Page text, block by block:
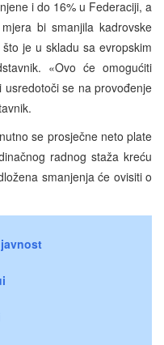
i do 16% u Federaciji, a
bi smanjila kadrovske
je u skladu sa evropskim
«Ovo će omogućiti
se na provođenje
se prosječne neto plate
radnog staža kreću
smanjenja će ovisiti o